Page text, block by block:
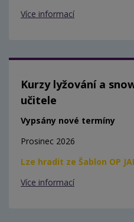
Více informací
Kurzy lyžování a
učitele
Vypsány nové termíny
Prosinec 2026
Lze hradit ze Šablon OP
Více informací